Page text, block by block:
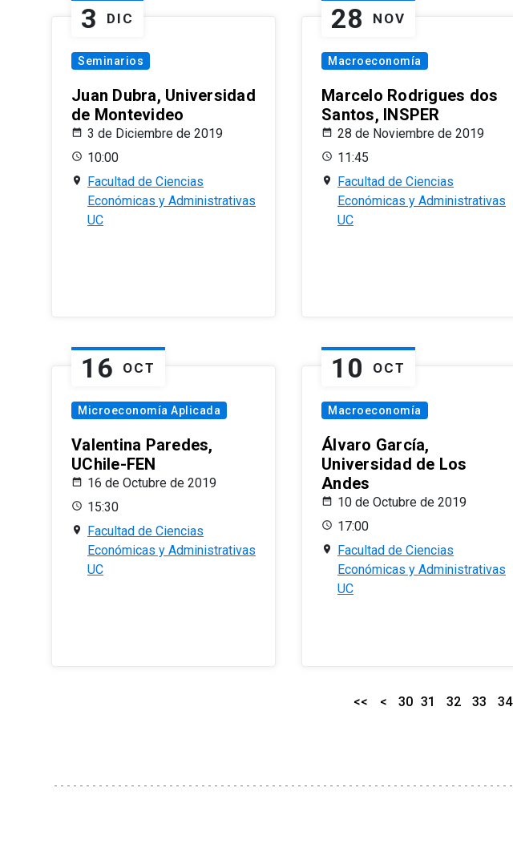
3 DIC
Seminarios
Juan Dubra, Universidad
de Montevideo
3 de Diciembre de 2019
10:00
Facultad de Ciencias
Económicas y Administrativas
UC
28 NOV
Macroeconomía
Marcelo Rodrigues dos
Santos, INSPER
28 de Noviembre de 2019
11:45
Facultad de Ciencias
Económicas y Administrativas
UC
16 OCT
Microeconomía Aplicada
Valentina Paredes,
UChile-FEN
16 de Octubre de 2019
15:30
Facultad de Ciencias
Económicas y Administrativas
UC
10 OCT
Macroeconomía
Álvaro García,
Universidad de Los
Andes
10 de Octubre de 2019
17:00
Facultad de Ciencias
Económicas y Administrativas
UC
<< < 30 31 32 33 34